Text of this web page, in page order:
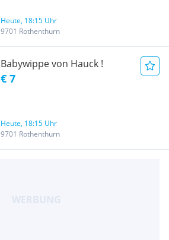
Heute, 18:15 Uhr
9701 Rothenthurn
Babywippe von Hauck !
€ 7
Heute, 18:15 Uhr
9701 Rothenthurn